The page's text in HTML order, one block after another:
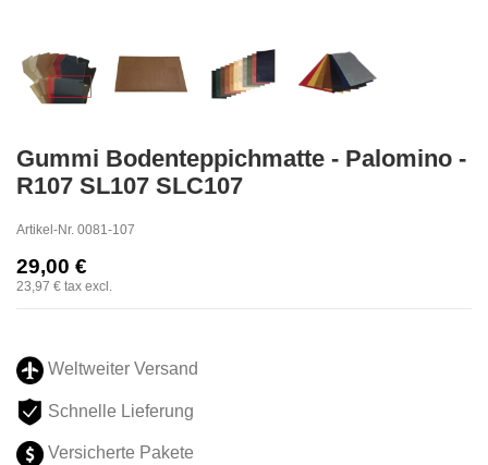
Gummi Bodenteppichmatte - Palomino -
R107 SL107 SLC107
Artikel-Nr. 0081-107
29,00 €
23,97 € tax excl.
Weltweiter Versand
Schnelle Lieferung
Versicherte Pakete